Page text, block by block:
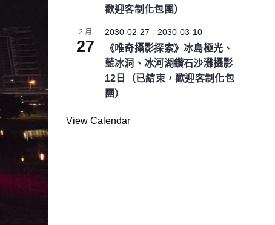
歡迎客制化包團）
2 月
27
2030-02-27 - 2030-03-10
《唯奇攝影探索》冰島極光、
藍冰洞、冰河湖鑽石沙灘攝影
12日（已結束，歡迎客制化包
團）
View Calendar